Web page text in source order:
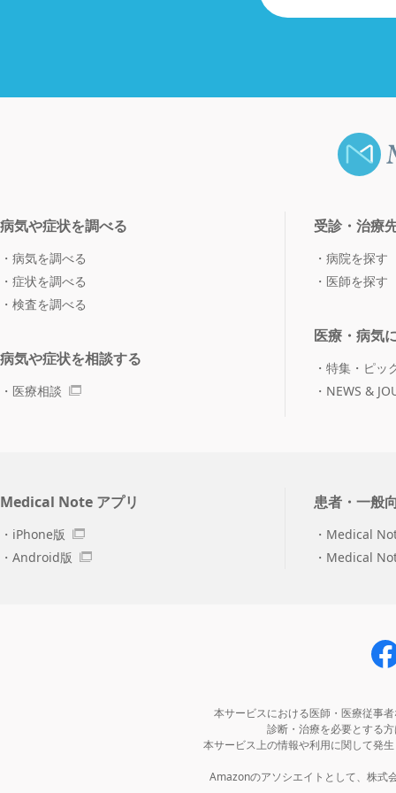
病気や症状を調べる
病気を調べる
症状を調べる
検査を調べる
病気や症状を相談する
医療相談
受診・治療
病院を探す
医師を探す
医療・病気
特集・ピッ
NEWS &
Medical Note アプリ
iPhone版
Android版
患者・一般
Medical
Medical
本サービスにおける医師・医療従事
診断・治療を必要とする
本サービス上の情報や利用に関して発
Amazonのアソシエイトとして、株式